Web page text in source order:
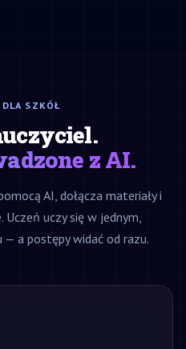
DLA SZKÓŁ
z AI.
AI, dołącza materiały i
Uczeń uczy się w jednym,
a postępy widać od razu.